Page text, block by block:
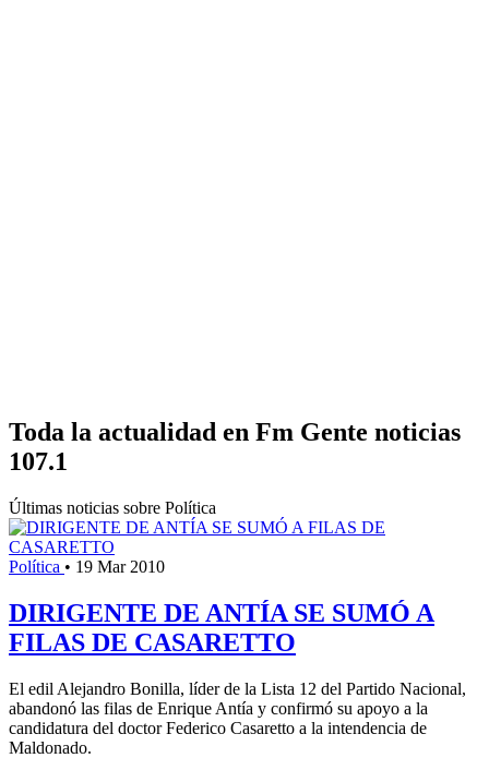
Toda la actualidad en Fm Gente noticias
107.1
Últimas noticias sobre Política
Política • 19 Mar 2010
DIRIGENTE DE ANTÍA SE SUMÓ A
FILAS DE CASARETTO
El edil Alejandro Bonilla, líder de la Lista 12 del Partido Nacional,
abandonó las filas de Enrique Antía y confirmó su apoyo a la
candidatura del doctor Federico Casaretto a la intendencia de
Maldonado.